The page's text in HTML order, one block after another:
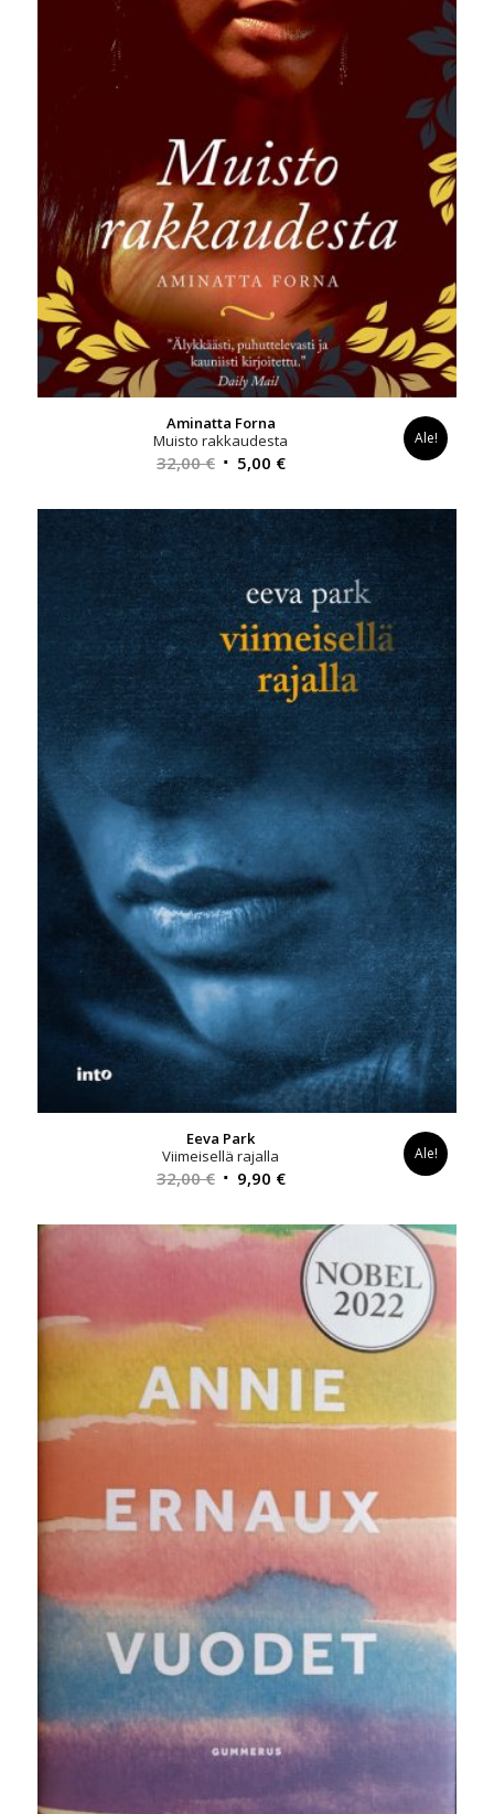
Aminatta Forna
Muisto rakkaudesta
32,00€ Alkuperäinen
oli:
32,00 €.
5,00 €Nykyinen
on:
5,00 €.
Ale!
Eeva Park
Viimeisellä rajalla
32,00€ Alkuperäinen
oli:
9,90 €Nykyinen
on:
9,90 €.
Ale!